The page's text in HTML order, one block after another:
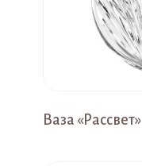
Ваза «Рассвет»